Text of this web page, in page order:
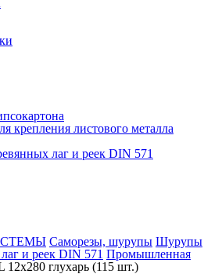
крепления листового металла
лаг и реек DIN 571
Саморезы, шурупы Шурупы
и реек DIN 571 Промышленная
глухарь (115 шт.)